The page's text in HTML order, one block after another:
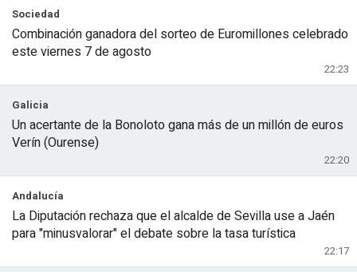
22:23
Sociedad
Combinación ganadora del sorteo de Euromillones celebrado
este viernes 7 de agosto
22:20
Galicia
Un acertante de la Bonoloto gana más de un millón de euros
Verín (Ourense)
22:17
Andalucía
La Diputación rechaza que el alcalde de Sevilla use a Jaén
para "minusvalorar" el debate sobre la tasa turística